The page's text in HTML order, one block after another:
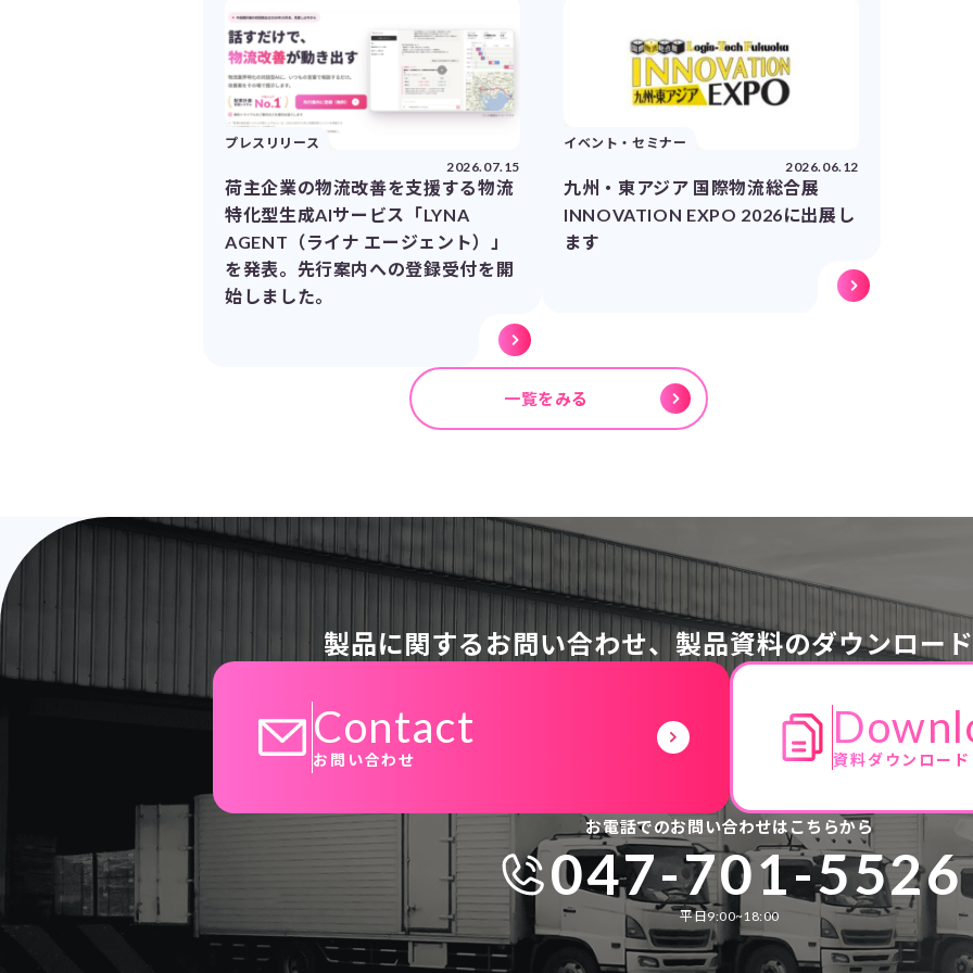
プレスリリース
2026.07.15
荷主企業の物流改善を支援する物流
特化型生成AIサービス「LYNA
AGENT（ライナ エージェント）」
を発表。先行案内への登録受付を開
始しました。
イベント・セミナー
2026.06.12
九州・東アジア 国際物流総合展
INNOVATION EXPO 2026に出展し
ます
一覧をみる
製品に関するお問い合わせ、製品資料のダウンロー
Contact
お問い合わせ 資料ダウンロード
お電話でのお問い合わせはこちらから
047-701-5526
平日9:00~18:00